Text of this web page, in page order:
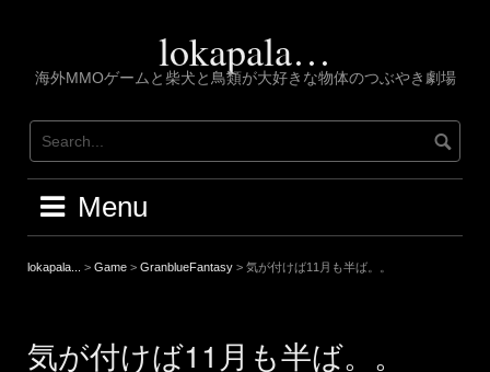
lokapala…
海外MMOゲームと柴犬と鳥類が大好きな物体のつぶやき劇場
Menu
lokapala... > Game > GranblueFantasy > 気が付けば11月も半ば。。
気が付けば11月も半ば。。